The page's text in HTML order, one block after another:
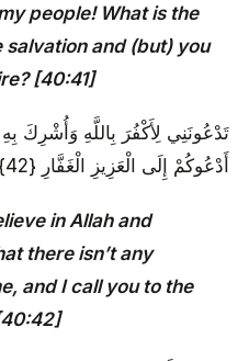
people! What is the
salvation and (but) you
[40:41]
تَدْعُونَنِي لِأَكْفُرَ بِاللَّهِ وَأُشْرِكَ
أَدْعُوكُمْ إِلَى الْعَزِيزِ الْغَفَّارِ {42}
in Allah and
there isn’t any
and I call you to the